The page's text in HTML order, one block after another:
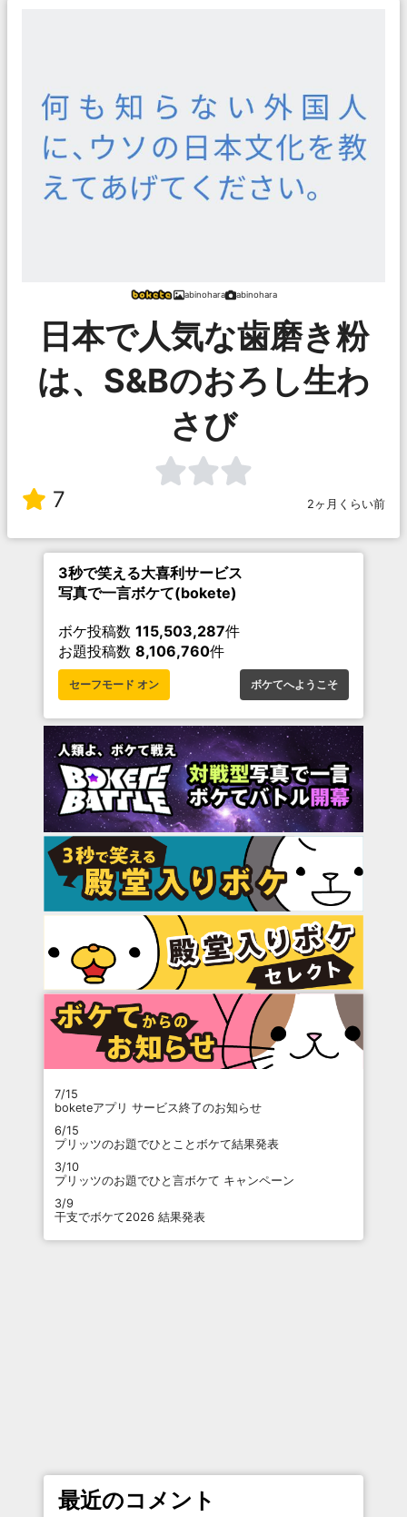
abinohara abinohara
日本で人気な歯磨き粉
は、S&Bのおろし生わ
さび
7 2ヶ月くらい前
3秒で笑える大喜利サービス
写真で一言ボケて(bokete)
ボケ投稿数 115,503,287件
お題投稿数 8,106,760件
セーフモード オン ボケてへようこそ
7/15
boketeアプリ サービス終了のお知らせ
6/15
プリッツのお題でひとことボケて結果発表
3/10
プリッツのお題でひと言ボケて キャンペーン
3/9
干支でボケて2026 結果発表
最近のコメント